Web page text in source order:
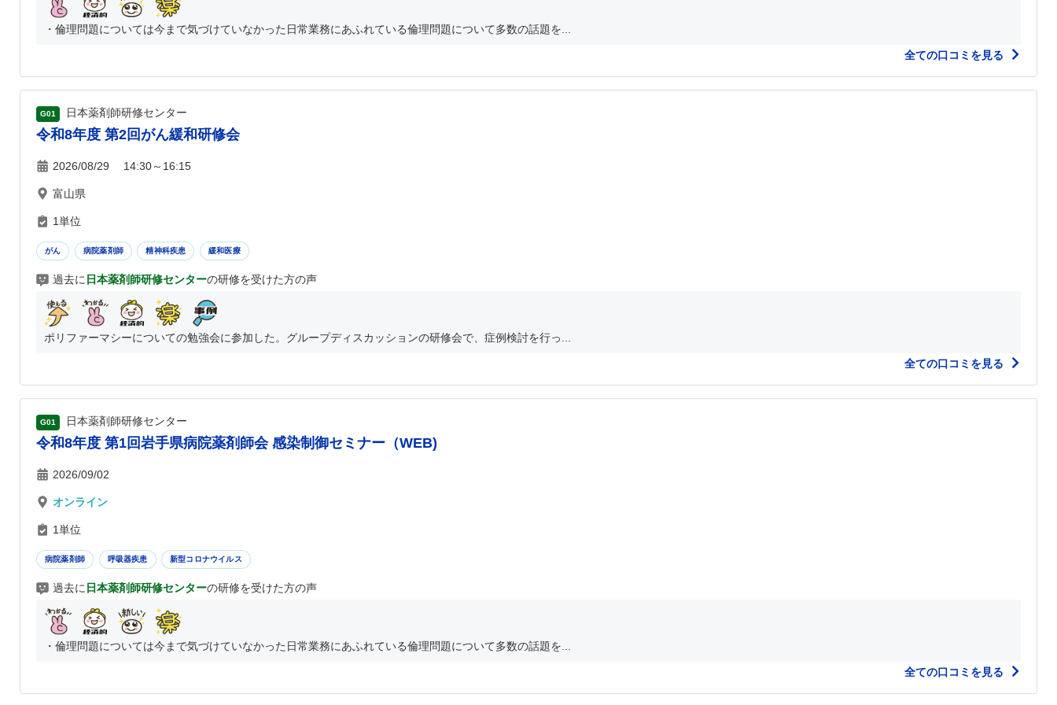
・倫理問題については今まで気づけていなかった日常業務にあふれている倫理問題について多数の話題を...
全ての口コミを見る
G01 日本薬剤師研修センター
令和8年度 第2回がん緩和研修会
2026/08/29 14:30～16:15
富山県
1単位
がん 病院薬剤師 精神科疾患 緩和医療
過去に 日本薬剤師研修センターの研修を受けた方の声
ポリファーマシーについての勉強会に参加した。グループディスカッションの研修会で、症例検討を行っ...
全ての口コミを見る
G01 日本薬剤師研修センター
令和8年度 第1回岩手県病院薬剤師会 感染制御セミナー（WEB)
2026/09/02
オンライン
1単位
病院薬剤師 呼吸器疾患 新型コロナウイルス
過去に 日本薬剤師研修センターの研修を受けた方の声
・倫理問題については今まで気づけていなかった日常業務にあふれている倫理問題について多数の話題を...
全ての口コミを見る